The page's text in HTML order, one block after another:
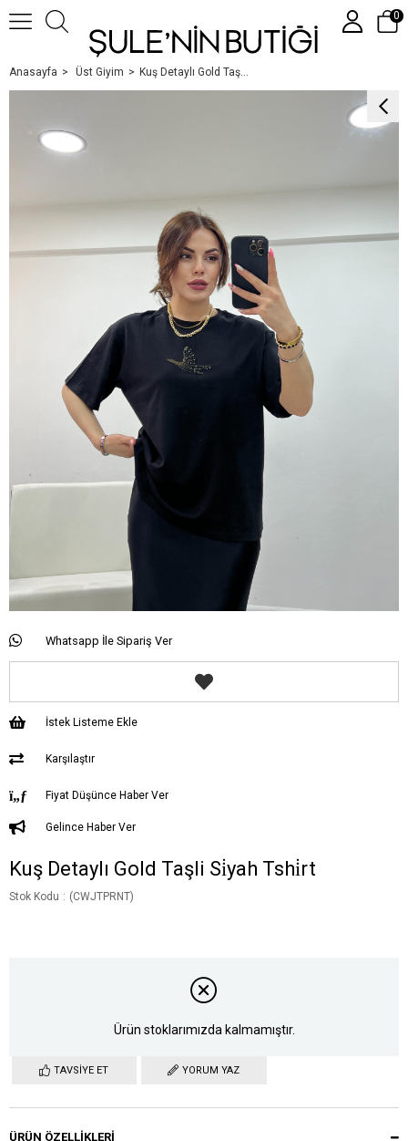
Üye Girişi Üye Ol Google İle Bağlan
0
Anasayfa Üst Giyim Kuş Detaylı Gold Taşli Si̇yah Tshi̇rt
Whatsapp İle Sipariş Ver
İstek Listeme Ekle
Karşılaştır
Fiyat Düşünce Haber Ver
Gelince Haber Ver
Kuş Detaylı Gold Taşli Si̇yah Tshi̇rt
Stok Kodu (CWJTPRNT)
Ürün stoklarımızda kalmamıştır.
TAVSIYE ET YORUM YAZ
ÜRÜN ÖZELLIKLERI